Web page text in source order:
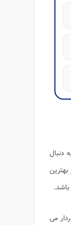
دنبال
می